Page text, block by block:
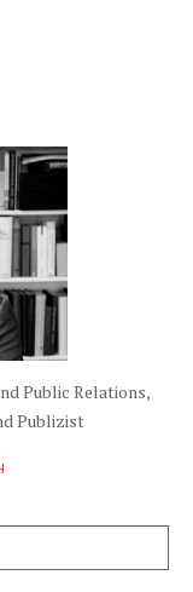
Public Relations,
Publizist